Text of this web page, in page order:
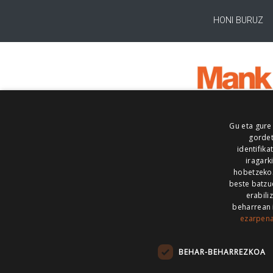
HONI BURUZ
ALEA
MAILOPE NOAUA
Gu eta
hobetzeko.
beste
BEHAR-BEHARREZKOA